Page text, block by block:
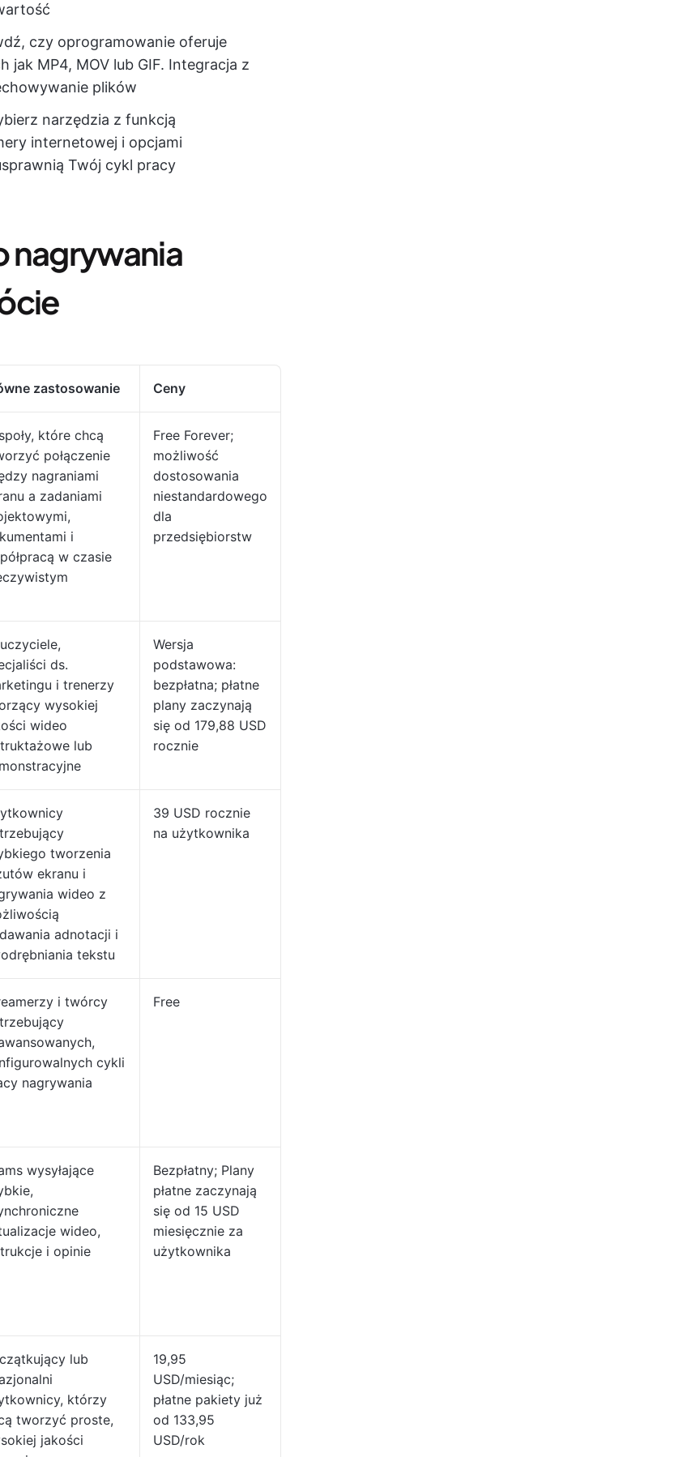
czy oprogramowanie oferuje
MP4, MOV lub GIF. Integracja z
plików
narzędzia z funkcją
internetowej i opcjami
Twój cykl pracy
nagrywania
zastosowanie Ceny
które chcą
połączenie
nagraniami
a zadaniami
i
w czasie
Free Forever;
możliwość
dostosowania
niestandardowego
dla
przedsiębiorstw
ds.
i trenerzy
wysokiej
wideo
lub
Wersja
podstawowa:
bezpłatna; płatne
plany zaczynają
się od 179,88 USD
rocznie
tworzenia
ekranu i
wideo z
adnotacji i
tekstu
39 USD rocznie
na użytkownika
i twórcy
cykli
nagrywania
Free
wysyłające
wideo,
i opinie
Bezpłatny; Plany
płatne zaczynają
się od 15 USD
miesięcznie za
użytkownika
lub
którzy
tworzyć proste,
jakości
19,95
USD/miesiąc;
płatne pakiety już
od 133,95
USD/rok